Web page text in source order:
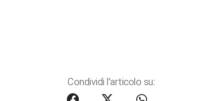
Condividi l'articolo su: